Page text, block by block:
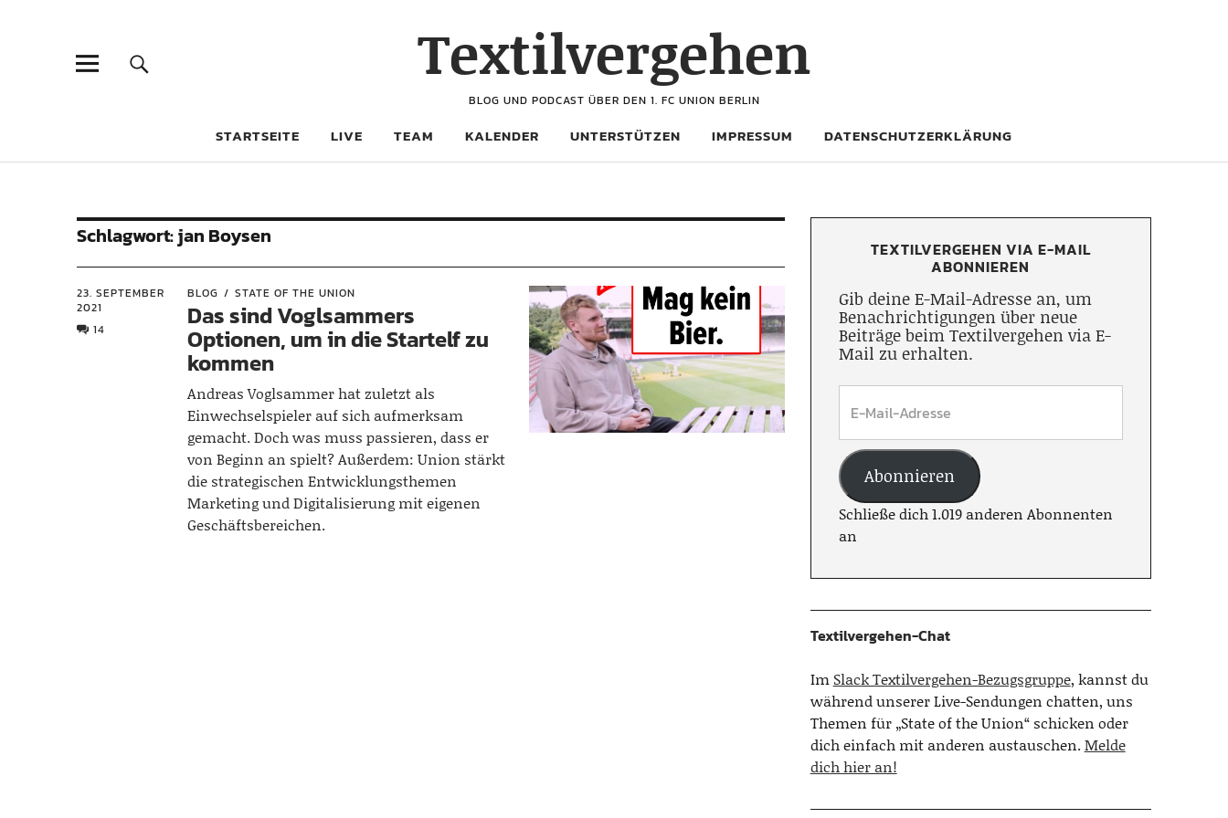
Textilvergehen
BLOG UND PODCAST ÜBER DEN 1. FC UNION BERLIN
STARTSEITE LIVE TEAM KALENDER UNTERSTÜTZEN IMPRESSUM DATENSCHUTZERKLÄRUNG
Schlagwort:jan Boysen
23. SEPTEMBER
2021
14
BLOG STATE OF THE UNION
Das sind Voglsammers
Optionen, um in die Startelf zu
kommen
Andreas Voglsammer hat zuletzt als
Einwechselspieler auf sich aufmerksam
gemacht. Doch was muss passieren, dass er
von Beginn an spielt? Außerdem: Union stärkt
die strategischen Entwicklungsthemen
Marketing und Digitalisierung mit eigenen
Geschäftsbereichen.
TEXTILVERGEHEN VIA E-MAIL
ABONNIEREN
Gib deine E-Mail-Adresse an, um
Benachrichtigungen über neue
Beiträge beim Textilvergehen via E-
Mail zu erhalten.
Abonnieren
Schließe dich 1.019 anderen Abonnenten
an
Textilvergehen-Chat
Im Slack Textilvergehen-Bezugsgruppe, kannst du
während unserer Live-Sendungen chatten, uns
Themen für „State of the Union“ schicken oder
dich einfach mit anderen austauschen.Melde
dich hier an!